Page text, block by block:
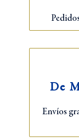
De
Envíos